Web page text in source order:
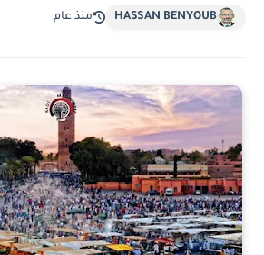
HASSAN BENYOUB منذ عام